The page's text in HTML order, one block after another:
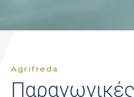
Agrifreda
Παραγωγικές